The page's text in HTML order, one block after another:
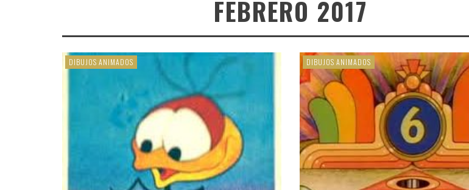
FEBRERO 2017
DIBUJOS ANIMADOS DIBUJOS ANIMADOS